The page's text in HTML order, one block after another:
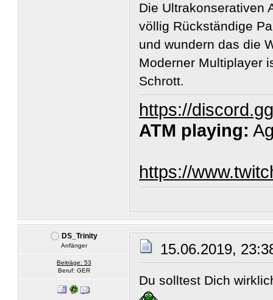
Die Ultrakonserativen
völlig Rückständige
und wundern das die
Moderner Multiplayer
Schrott.
https://
ATM playing:
https://
DS_Trinity
Anfänger
Beiträge: 53
Beruf: GER
15.06.2019,
Du solltest Dich